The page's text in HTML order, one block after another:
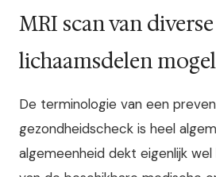
MRI scan van diverse
lichaamsdelen
De terminologie van een
gezondheidscheck is heel
algemeenheid dekt eigenlijk